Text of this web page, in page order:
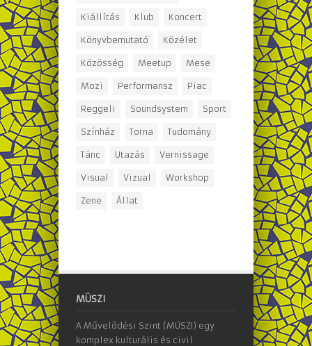
Kiállítás Klub Koncert
Könyvbemutató Közélet
Közösség Meetup Mese
Mozi Performansz Piac
Reggeli Soundsystem Sport
Színház Torna Tudomány
Tánc Utazás Vernissage
Visual Vizual Workshop
Zene Állat
MÜSZI
A Művelődési Szint (MÜSZI) egy
komplex kulturális és civil